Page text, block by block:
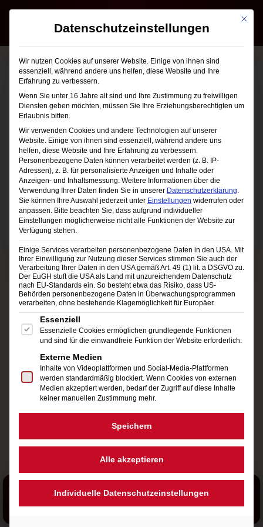
Home2
Die längste Musikstrecke der Welt
LIVE
Mit
Datenschutzeinstellungen
Wir nutzen Cookies auf unserer Website. Einige von ihnen sind
essenziell, während andere uns helfen, diese Website und Ihre
Erfahrung zu verbessern.
Wenn Sie unter 16 Jahre alt sind und Ihre Zustimmung zu freiwilligen
Diensten geben möchten, müssen Sie Ihre Erziehungsberechtigten um
Erlaubnis bitten.
Wir verwenden Cookies und andere Technologien auf unserer
Website. Einige von ihnen sind essenziell, während andere uns
helfen, diese Website und Ihre Erfahrung zu verbessern.
Personenbezogene Daten können verarbeitet werden (z. B. IP-
Adressen), z. B. für personalisierte Anzeigen und Inhalte oder
Anzeigen- und Inhaltsmessung. Weitere Informationen über die
Verwendung Ihrer Daten finden Sie in unserer Datenschutzerklärung.
Sie können Ihre Auswahl jederzeit unter Einstellungen widerrufen oder
anpassen. Bitte beachten Sie, dass aufgrund individueller
Einstellungen möglicherweise nicht alle Funktionen der Website zur
Verfügung stehen.
Einige Services verarbeiten personenbezogene Daten in den USA. Mit
Ihrer Einwilligung zur Nutzung dieser Services stimmen Sie auch der
Verarbeitung Ihrer Daten in den USA gemäß Art. 49 (1) lit. a DSGVO zu.
Der EuGH stuft die USA als Land mit unzureichendem Datenschutz
nach EU-Standards ein. So besteht etwa das Risiko, dass US-
Behörden personenbezogene Daten in Überwachungsprogrammen
verarbeiten, ohne bestehende Klagemöglichkeit für Europäer.
Es folgt eine Liste der Service-Gruppen, für die eine
Essenziell
Essenzielle Cookies ermöglichen grundlegende Funktionen
und sind für die einwandfreie Funktion der Website erforderlich.
Externe Medien
Inhalte von Videoplattformen und Social-Media-Plattformen
werden standardmäßig blockiert. Wenn Cookies von externen
Medien akzeptiert werden, bedarf der Zugriff auf diese Inhalte
keiner manuellen Zustimmung mehr.
Speichern
Alle akzeptieren
Individuelle Datenschutzeinstellungen